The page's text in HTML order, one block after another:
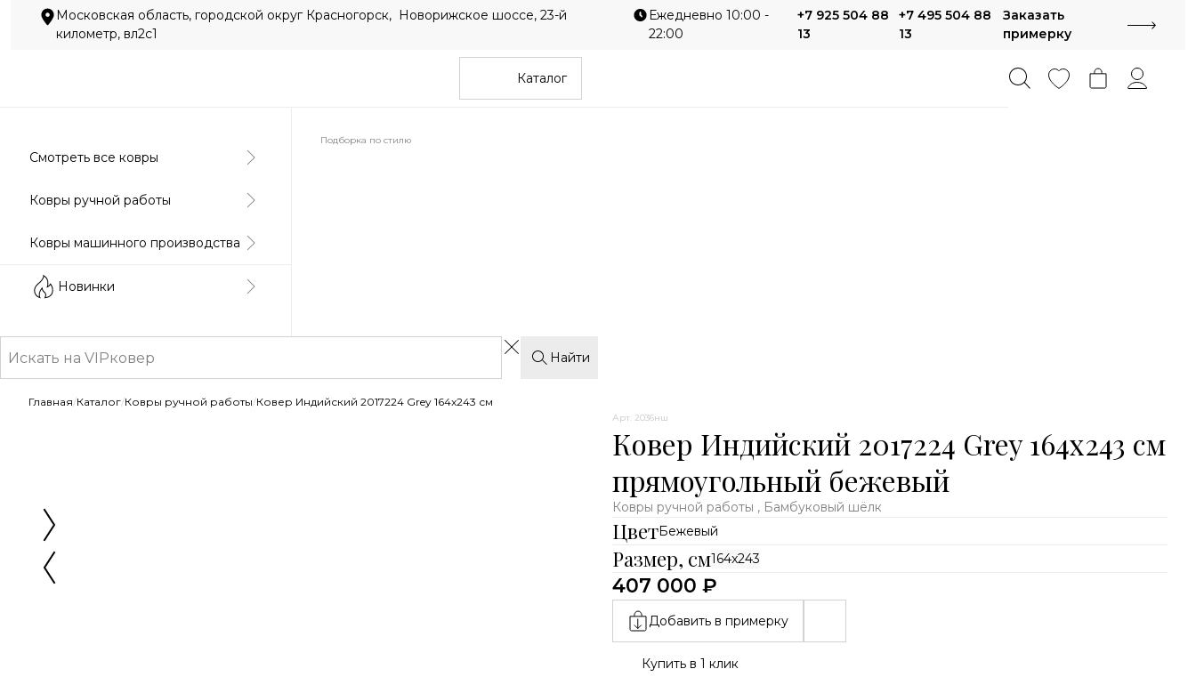
Московская область, городской округ Красногорск, Новорижское шоссе, 23-й
километр, вл2с1
Ежедневно 10:00 -
22:00
+7 925 504 88
13
+7 495 504 88
13
Заказать
примерку
Каталог
Смотреть все ковры
Ковры ручной работы
Ковры машинного производства
Новинки
Подборка по стилю
Найти
Главная/Каталог/Ковры ручной работы/Ковер Индийский 2017224 Grey 164x243 см
Арт. 2036нш
Ковер Индийский 2017224 Grey 164x243 см
прямоугольный бежевый
Ковры ручной работы , Бамбуковый шёлк
ЦветБежевый
Размер, см164x243
407 000 ₽
Добавить в примерку
Купить в 1 клик